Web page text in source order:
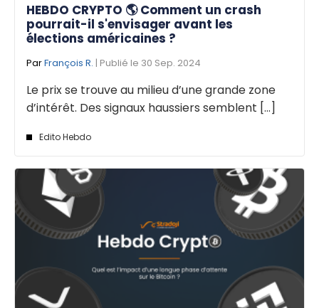
HEBDO CRYPTO 🌎 Comment un crash
pourrait-il s'envisager avant les
élections américaines ?
ParFrançois R. | Publié le 30 Sep. 2024
Le prix se trouve au milieu d’une grande zone
d’intérêt. Des signaux haussiers semblent [...]
Edito Hebdo